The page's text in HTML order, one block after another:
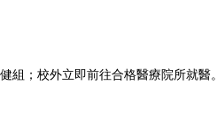
；校外立即前往合格醫療院所就醫。